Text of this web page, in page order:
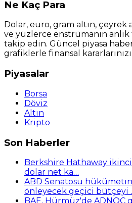
Ne Kaç Para
Dolar, euro, gram altın, çeyrek
ve yüzlerce enstrümanın anlık
takip edin. Güncel piyasa
grafiklerle finansal
Piyasalar
Borsa
Döviz
Altın
Kripto
Son Haberler
Berkshire Hathaway
dolar net ka…
ABD Senatosu hükümetin
önleyecek geçici bütçeyi
BAE, Hürmüz'de ADNOC